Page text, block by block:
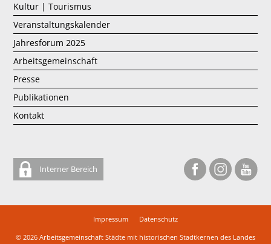
Kultur | Tourismus
Veranstaltungskalender
Jahresforum 2025
Arbeitsgemeinschaft
Presse
Publikationen
Kontakt
Interner Bereich
Impressum
Datenschutz
© 2026 Arbeitsgemeinschaft Städte mit historischen Stadtkernen des Landes